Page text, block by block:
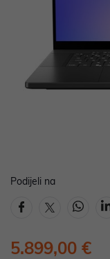
Podijeli na
5.899,00 €